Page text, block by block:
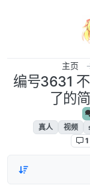
主页
编号3631
了的
真人
视频
1